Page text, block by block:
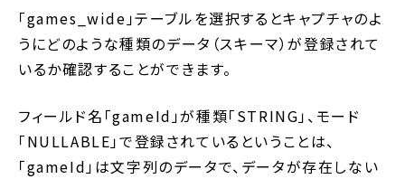
「games_wide」テーブルを選択するとキャプチャのよ
うにどのような種類のデータ（スキーマ）が登録されて
いるか確認することができます。
フィールド名「gameId」が種類「STRING」、モード
「NULLABLE」で登録されているということは、
「gameId」は文字列のデータで、データが存在しない